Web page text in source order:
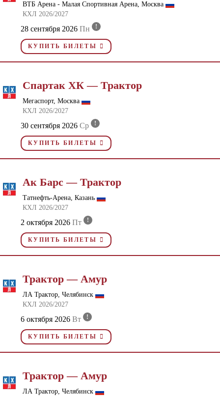
ВТБ Арена - Малая Спортивная Арена, Москва
КХЛ 2026/2027
28 сентября 2026 Пн !
КУПИТЬ БИЛЕТЫ
Спартак ХК — Трактор
Мегаспорт, Москва
КХЛ 2026/2027
30 сентября 2026 Ср !
КУПИТЬ БИЛЕТЫ
Ак Барс — Трактор
Татнефть-Арена, Казань
КХЛ 2026/2027
2 октября 2026 Пт !
КУПИТЬ БИЛЕТЫ
Трактор — Амур
ЛА Трактор, Челябинск
КХЛ 2026/2027
6 октября 2026 Вт !
КУПИТЬ БИЛЕТЫ
Трактор — Амур
ЛА Трактор, Челябинск